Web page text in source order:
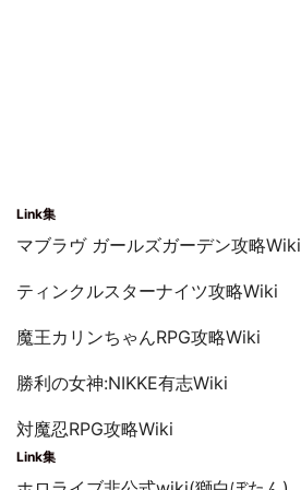
Link集
マブラヴ ガールズガーデン攻略Wiki
ティンクルスターナイツ攻略Wiki
魔王カリンちゃんRPG攻略Wiki
勝利の女神:NIKKE有志Wiki
対魔忍RPG攻略Wiki
Link集